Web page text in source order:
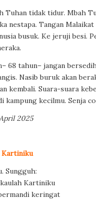
Tuhan tidak tidur. Mbah
nestapa. Tangan
busuk. Ke jeruji besi.
68 tahun– jangan
Nasib buruk akan
kembali. Suara-suara
kampung kecilmu. Senja
2025
Kartiniku
Sungguh:
Kartiniku
keringat